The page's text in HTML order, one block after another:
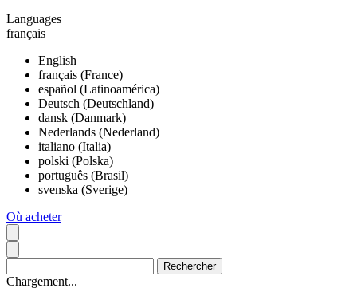
Languages
français
English
français (France)
español (Latinoamérica)
Deutsch (Deutschland)
dansk (Danmark)
Nederlands (Nederland)
italiano (Italia)
polski (Polska)
português (Brasil)
svenska (Sverige)
Où acheter
Chargement...